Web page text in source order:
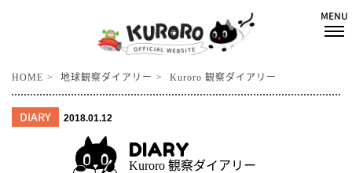
HOME 地球観察ダイアリー Kuroro 観察ダイアリー
DIARY 2018.01.12
DIARY
Kuroro 観察ダイアリー